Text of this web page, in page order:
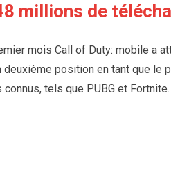
millions de
mois Call of Duty: mobile a
position en tant que le
tels que PUBG et Fortnite.